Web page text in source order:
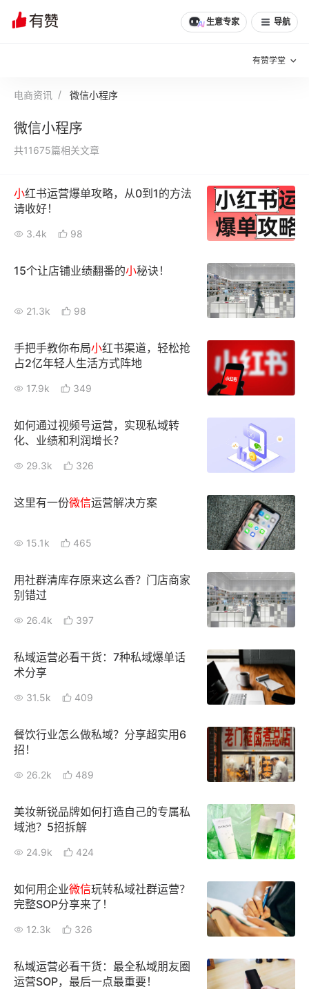
生意专家 导航
有赞学堂
私域日历
有赞成功案例 新零售最佳实践
面对面聊增长
有赞春季发布会 实干家直播间
AllValue 战略合作
增长产品指南
智库 产品场景库
新零售资讯
培训课程
私域课程
增长俱乐部
增长俱乐部
合作共进
入驻有赞
认证服务商 设计服务商
电商资讯 微信小程序
微信小程序
共11675篇相关文章
小红书运营爆单攻略，从0到1的方法
请收好！
3.4k 98
15个让店铺业绩翻番的小秘诀！
21.3k 98
手把手教你布局小红书渠道，轻松抢
占2亿年轻人生活方式阵地
17.9k 349
如何通过视频号运营，实现私域转
化、业绩和利润增长？
29.3k 326
这里有一份微信运营解决方案
15.1k 465
用社群清库存原来这么香？门店商家
别错过
26.4k 397
私域运营必看干货：7种私域爆单话
术分享
31.5k 409
餐饮行业怎么做私域？分享超实用6
招！
26.2k 489
美妆新锐品牌如何打造自己的专属私
域池？5招拆解
24.9k 424
如何用企业微信玩转私域社群运营？
完整SOP分享来了！
12.3k 326
私域运营必看干货：最全私域朋友圈
运营SOP，最后一点最重要！